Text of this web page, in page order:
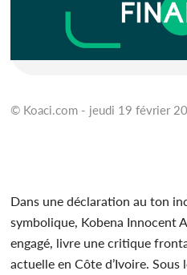
© Koaci.com - jeudi 19 février
Dans une déclaration au ton
symbolique, Kobena Innocent
engagé, livre une critique
actuelle en Côte d’Ivoire.